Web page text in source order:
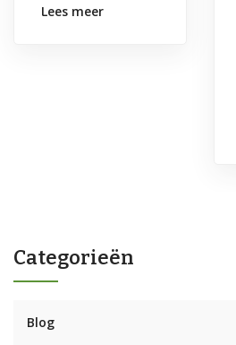
Lees meer
Categorieën
Blog